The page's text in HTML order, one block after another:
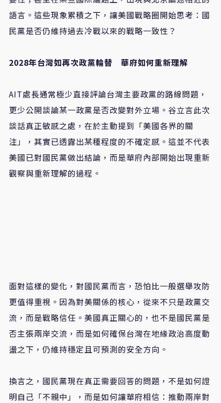
語言。這些現象累積之下，讓美國戰略圈開始思考：國
民黨是否仍維持過去冷戰以來的戰略一致性？
2028年台灣如再次政黨輪替 華府如何重新理解
AIT處長通常極少直接評論台灣主要政黨的路線問題，
更少公開談論某一政黨是否改變對外立場。谷立言此次
談話真正敏感之處，在於主動提到「美國各界的關
注」，其實已透露出某種程度的不確定感。這並不代表
美國已對國民黨做出結論，而是華府內部開始出現重新
觀察與重新理解的過程。
面對這樣的變化，對國民黨而言，恐怕比一般選舉攻防
更值得重視。因為對美關係的核心，從來不只是政黨交
流，而是戰略信任。美國真正關心的，也不是國民黨是
否主張兩岸交流，而是如何確保台灣在地緣政治高度動
盪之下，仍維持穩定且可預測的安全方向。
換言之，國民黨現在真正需要回答的問題，不是如何證
明自己「不親中」，而是如何讓華府相信：推動兩岸對